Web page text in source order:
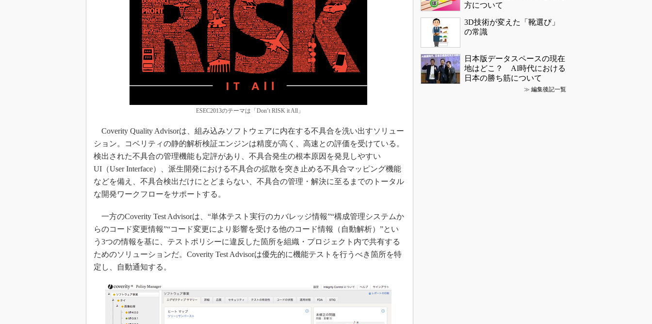
ESEC2013のテーマは「Don’t RISK it All」
Coverity Quality Advisorは、組み込みソフトウェアに内在する不具合を洗い出すソリュー
ション。コベリティの静的解析検証エンジンは精度が高く、高速との評価を受けている。
検出された不具合の管理機能も定評があり、不具合発生の根本原因を発見しやすい
UI（User Interface）、派生開発における不具合の拡散を突き止める不具合マッピング機能
などを備え、不具合検出だけにとどまらない、不具合の管理・解決に至るまでのトータル
な開発ワークフローをサポートする。
一方のCoverity Test Advisorは、“単体テスト実行のカバレッジ情報”“構成管理システムか
らのコード変更情報”“コード変更により影響を受ける他のコード情報（自動解析）”とい
う3つの情報を基に、テストポリシーに違反した箇所を組織・プロジェクト内で共有する
ためのソリューションだ。Coverity Test Advisorは優先的に機能テストを行うべき箇所を特
定し、自動通知する。
方について
3D技術が変えた「靴選び」
の常識
日本版データスペースの現在
地はどこ？ AI時代における
日本の勝ち筋について
≫ 編集後記一覧